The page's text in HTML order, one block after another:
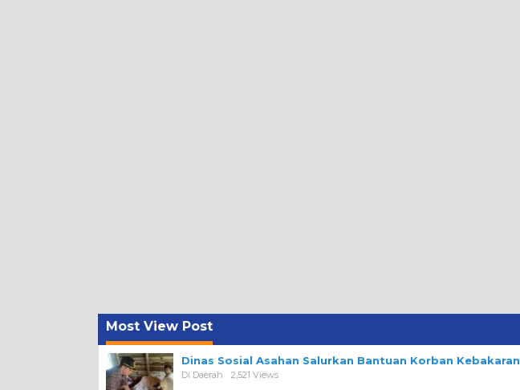
Most View Post
Dinas Sosial Asahan Salurkan Bantuan Korban Kebakaran
Di Daerah 2,521 Views